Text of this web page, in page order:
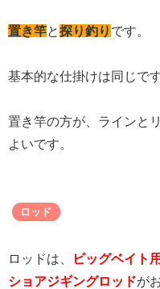
置き竿と探り釣り です。
基本的な仕掛けは同じです
置き竿の方が、ラインと
よいです。
ロッド
ロッドは、
ビッグベイト
ショアジギングロッドが